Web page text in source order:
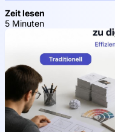
Zeit lesen
5 Minuten